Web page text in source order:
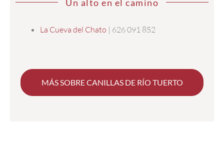
Un alto en el camino
La Cueva del Chato | 626 091 852
MÁS SOBRE CANILLAS DE RÍO TUERTO